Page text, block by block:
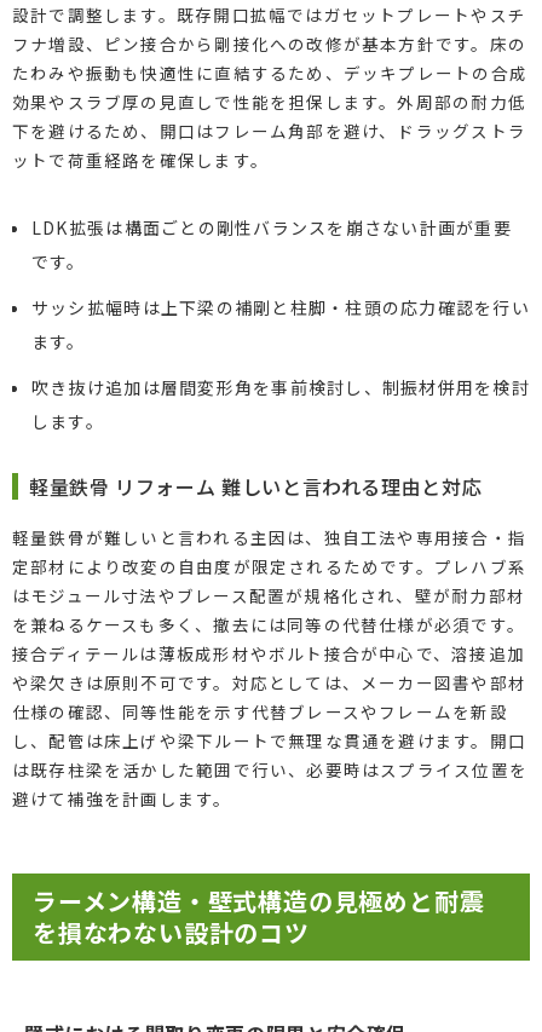
設計で調整します。既存開口拡幅ではガセットプレートやスチ
フナ増設、ピン接合から剛接化への改修が基本方針です。床の
たわみや振動も快適性に直結するため、デッキプレートの合成
効果やスラブ厚の見直しで性能を担保します。外周部の耐力低
下を避けるため、開口はフレーム角部を避け、ドラッグストラ
ットで荷重経路を確保します。
LDK拡張は構面ごとの剛性バランスを崩さない計画が重要
です。
サッシ拡幅時は上下梁の補剛と柱脚・柱頭の応力確認を行い
ます。
吹き抜け追加は層間変形角を事前検討し、制振材併用を検討
します。
軽量鉄骨 リフォーム 難しいと言われる理由と対応
軽量鉄骨が難しいと言われる主因は、独自工法や専用接合・指
定部材により改変の自由度が限定されるためです。プレハブ系
はモジュール寸法やブレース配置が規格化され、壁が耐力部材
を兼ねるケースも多く、撤去には同等の代替仕様が必須です。
接合ディテールは薄板成形材やボルト接合が中心で、溶接追加
や梁欠きは原則不可です。対応としては、メーカー図書や部材
仕様の確認、同等性能を示す代替ブレースやフレームを新設
し、配管は床上げや梁下ルートで無理な貫通を避けます。開口
は既存柱梁を活かした範囲で行い、必要時はスプライス位置を
避けて補強を計画します。
ラーメン構造・壁式構造の見極めと耐震
を損なわない設計のコツ